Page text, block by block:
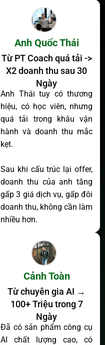
Anh Quốc Thái
Từ PT Coach quá tải ->
X2 doanh thu sau 30
Ngày
Anh Thái tuy có thương
hiệu, có học viên, nhưng
quá tải trong khâu vận
hành và doanh thu mắc
kẹt.
Sau khi cấu trúc lại offer,
doanh thu của anh tăng
gấp 3 giá dịch vụ, gấp đôi
doanh thu, không cần làm
nhiều hơn.
Cảnh Toàn
Từ chuyên gia AI →
100+ Triệu trong 7
Ngày
Đã có sản phẩm công cụ
AI chất lượng cao, có